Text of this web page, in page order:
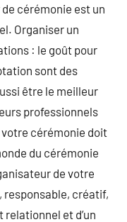
de cérémonie est un
Organiser un
: le goût pour
sont des
être le meilleur
professionnels
votre cérémonie doit
du cérémonie
de votre
responsable, créatif,
relationnel et d’un